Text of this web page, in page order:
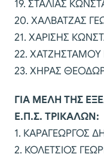
19. ΣΤΑΛΙΑΣ
20. ΧΑΛΒΑΤΖΑΣ
21. ΧΑΡΙΣΗΣ
22. ΧΑΤΖΗΣΤΑΜΟΥ
23. ΧΗΡΑΣ
ΓΙΑ ΜΕΛΗ ΤΗΣ
Ε.Π.Σ. ΤΡΙΚΑΛΩΝ:
1. ΚΑΡΑΓΕΩΡΓΟΣ
2. ΚΟΛΕΤΣΙΟΣ